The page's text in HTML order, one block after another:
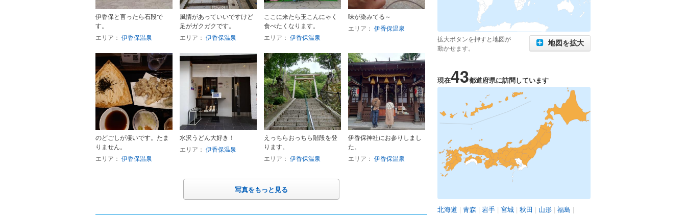
伊香保と言ったら石段で
す。
エリア： 伊香保温泉
風情があっていいですけど
足がガクガクです。
エリア： 伊香保温泉
ここに来たら玉こんにゃく
食べたくなります。
エリア： 伊香保温泉
味が染みてる～
エリア： 伊香保温泉
のどごしが凄いです。たま
りません。
エリア： 伊香保温泉
水沢うどん大好き！
エリア： 伊香保温泉
えっちらおっちら階段を登
ります。
エリア： 伊香保温泉
伊香保神社にお参りしまし
た。
エリア： 伊香保温泉
写真をもっと見る
拡大ボタンを押すと地図が
動かせます。
地図を拡大
現在43都道府県に訪問しています
北海道 | 青森 | 岩手 | 宮城 | 秋田 | 山形 | 福島 |